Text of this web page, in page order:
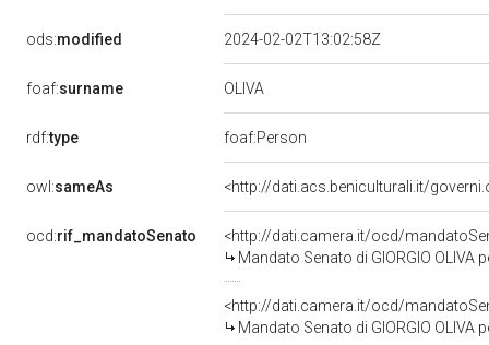
ods:modified 2024-02-02T13:02:58Z
foaf:surname OLIVA
rdf:type foaf:Person
owl:sameAs <http://dati.acs.beniculturali.it/
ocd:rif_mandatoSenato
<http://dati.camera.it/ocd/
Mandato Senato di GIORGIO OLIVA
<http://dati.camera.it/ocd/
Mandato Senato di GIORGIO OLIVA